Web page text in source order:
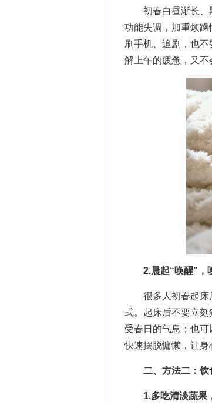
初春白昼渐长、黑
功能失调，加重烦
刷手机、追剧，也
解上午的疲惫，又不
2.晨起“唤醒”，
很多人初春起床后
式。起床后不要立
受春日的气息；也
快速摆脱慵懒，让身
二、方法二：
1.多吃清淡蔬果